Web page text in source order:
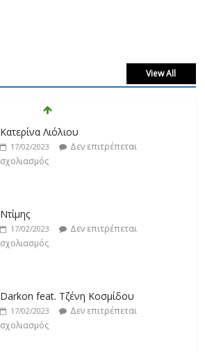
View All
Κατερίνα Λιόλιου
17/02/2023
Δεν επιτρέπεται
σχολιασμός
Ντίμης
17/02/2023
Δεν επιτρέπεται
σχολιασμός
Darkon feat. Τζένη Κοσμίδου
17/02/2023
Δεν επιτρέπεται
σχολιασμός